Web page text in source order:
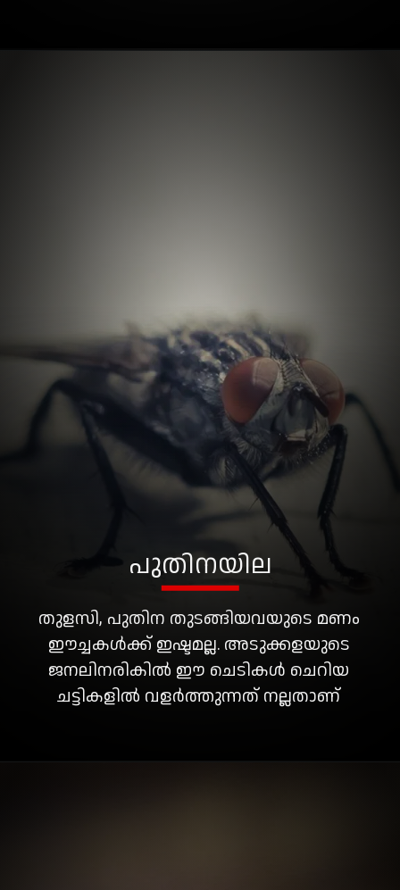
തുളസി, പുതിന തുടങ്ങിയവയുടെ മണം
ഈച്ചകൾക്ക് ഇഷ്ടമല്ല. അടുക്കളയുടെ
ജനലിനരികിൽ ഈ ചെടികൾ ചെറിയ
ചട്ടികളിൽ വളർത്തുന്നത് നല്ലതാണ്‌
പുതിനയില